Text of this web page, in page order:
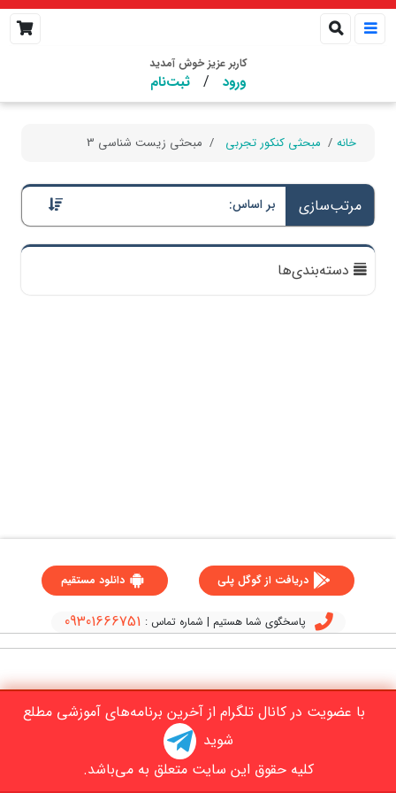
کاربر عزیز خوش آمدید
ورود / ثبت‌نام
خانه مبحثی کنکور تجربی مبحثی زیست شناسی 3
مرتب‌سازی بر اساس:
دسته‌بندی‌ها
دریافت از گوگل پلی دانلود مستقیم
پاسخگوی شما هستیم | شماره تماس : 09301666751
کلیه حقوق این سایت متعلق به می‌باشد.
با عضویت در کانال تلگرام از آخرین برنامه‌های آموزشی مطلع
شوید